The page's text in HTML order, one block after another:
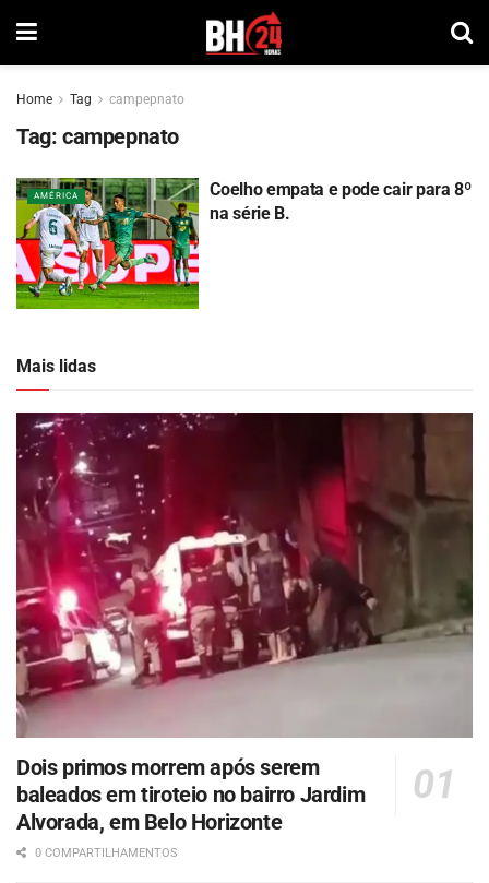
Home Tag campepnato
Tag: campepnato
AMÉRICA
Coelho empata e pode cair para 8º
na série B.
Mais lidas
Dois primos morrem após serem
baleados em tiroteio no bairro Jardim
Alvorada, em Belo Horizonte
0 COMPARTILHAMENTOS